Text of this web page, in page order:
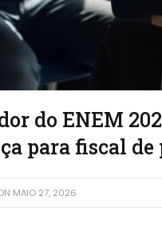
do ENEM
para fiscal de
MAIO 27, 2026